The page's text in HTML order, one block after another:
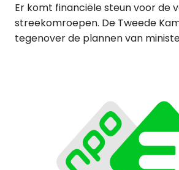
Er komt financiële steun voor de
streekomroepen. De Tweede
tegenover de plannen van